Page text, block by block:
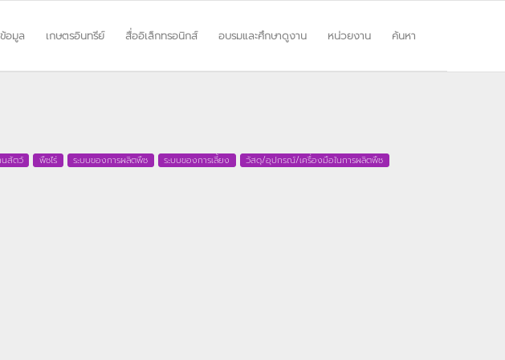
อมูล เกษตรอินทรีย์ สื่ออิเล็กทรอนิกส์ อบรมและศึกษาดูงาน หน่วยงาน ค้นหา
นสัตว์ พืชไร่ ระบบของการผลิตพืช ระบบของการเลี้ยง
วัสดุ/อุปกรณ์/เครื่องมือในการผลิตพืช